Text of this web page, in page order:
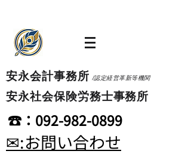
​安永会計事務所 /認定経営革新等機関
​安永社会保険労務士事務所
​☎：092-982-0899
​✉:お問い合わせ